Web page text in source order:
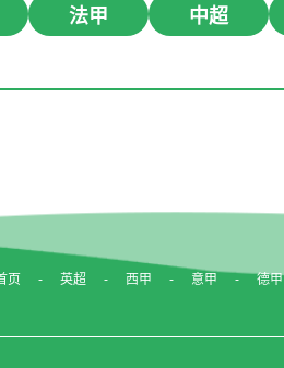
法甲 中超
页 英超 西甲 意甲 德甲